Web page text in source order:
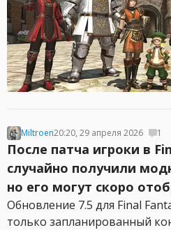
Miltroen20:20, 29 апреля 2026 1
После патча игроки в
случайно получили
но его могут скоро
Обновление 7.5 для Final
только запланированный